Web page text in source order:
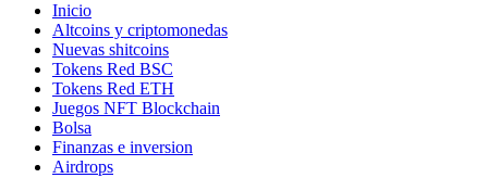
Inicio
Altcoins y criptomonedas
Nuevas shitcoins
Tokens Red BSC
Tokens Red ETH
Juegos NFT Blockchain
Bolsa
Finanzas e inversion
Airdrops